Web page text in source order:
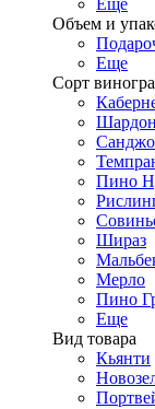
Еще
Объем и
Еще
Сорт
Пино
Шираз
Мерло
Пино
Еще
Вид товара
Кьянти